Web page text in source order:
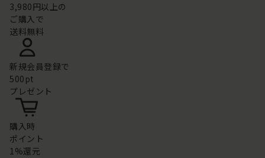
3,980円以上の
ご購入で
送料無料
新規会員登録で
500pt
プレゼント
購入時
ポイント
1%還元